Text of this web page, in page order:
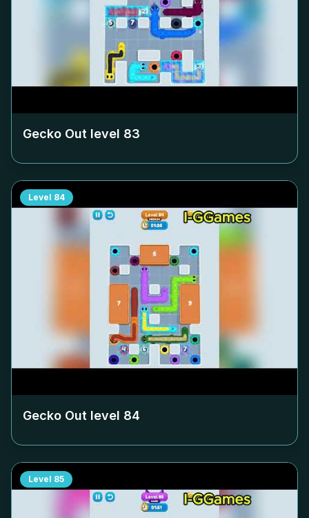
Gecko Out level 83
Level 84
Gecko Out level 84
Level 85